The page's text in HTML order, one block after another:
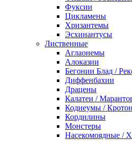
Фуксии
Цикламены
Хризантемы
Эсхинантусы
Лиственные
Аглаонемы
Алоказии
Бегонии Блад /
Диффенбахии
Драцены
Калатеи /
Кодиеумы /
Кордилины
Монстеры
Насекомоядные /